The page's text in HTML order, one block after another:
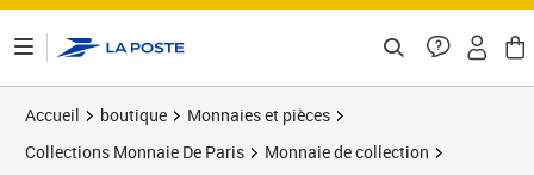
Accueil boutique
Monnaies et pièces
Collections Monnaie De Paris
Monnaie de collection